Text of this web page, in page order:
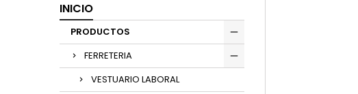
INICIO
PRODUCTOS
FERRETERIA
VESTUARIO LABORAL